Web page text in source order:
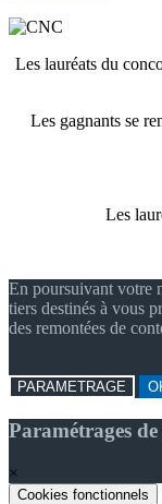
Les lauréats du
Les gagnants se
Les
En poursuivant votre
tiers destinés à vous
des remontées de
PARAMETRAGE
Paramétrages de
×
Cookies fonctionnels